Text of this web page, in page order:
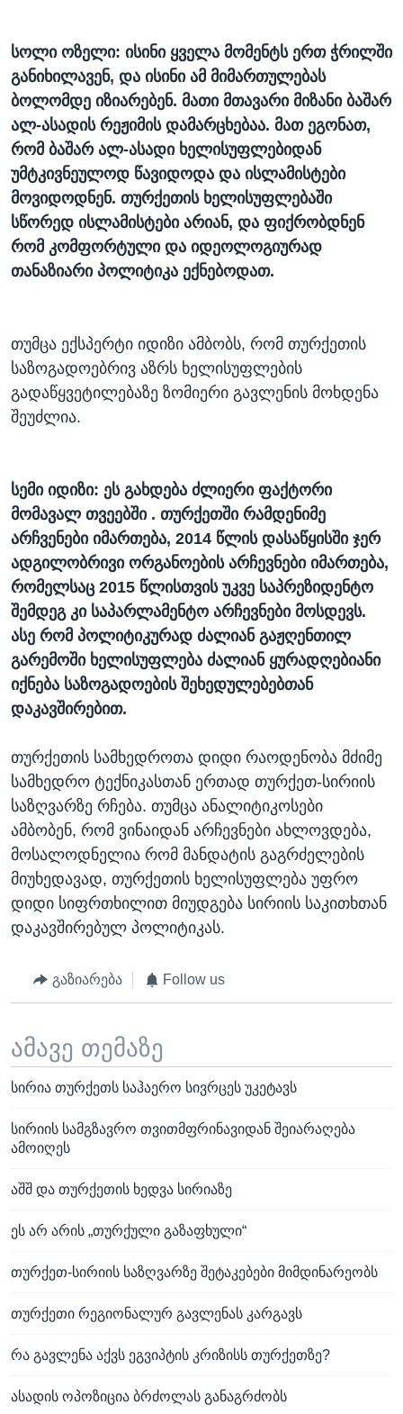
სოლი ოზელი: ისინი ყველა მომენტს ერთ ჭრილში
განიხილავენ, და ისინი ამ მიმართულებას
ბოლომდე იზიარებენ. მათი მთავარი მიზანი ბაშარ
ალ-ასადის რეჟიმის დამარცხებაა. მათ ეგონათ,
რომ ბაშარ ალ-ასადი ხელისუფლებიდან
უმტკივნეულოდ წავიდოდა და ისლამისტები
მოვიდოდნენ. თურქეთის ხელისუფლებაში
სწორედ ისლამისტები არიან, და ფიქრობდნენ
რომ კომფორტული და იდეოლოგიურად
თანაზიარი პოლიტიკა ექნებოდათ.
თუმცა ექსპერტი იდიზი ამბობს, რომ თურქეთის
საზოგადოებრივ აზრს ხელისუფლების
გადაწყვეტილებაზე ზომიერი გავლენის მოხდენა
შეუძლია.
სემი იდიზი: ეს გახდება ძლიერი ფაქტორი
მომავალ თვეებში . თურქეთში რამდენიმე
არჩვენები იმართება, 2014 წლის დასაწყისში ჯერ
ადგილობრივი ორგანოების არჩევნები იმართება,
რომელსაც 2015 წლისთვის უკვე საპრეზიდენტო
შემდეგ კი საპარლამენტო არჩევნები მოსდევს.
ასე რომ პოლიტიკურად ძალიან გაჟღენთილ
გარემოში ხელისუფლება ძალიან ყურადღებიანი
იქნება საზოგადოების შეხედულებებთან
დაკავშირებით.
თურქეთის სამხედროთა დიდი რაოდენობა მძიმე
სამხედრო ტექნიკასთან ერთად თურქეთ-სირიის
საზღვარზე რჩება. თუმცა ანალიტიკოსები
ამბობენ, რომ ვინაიდან არჩევნები ახლოვდება,
მოსალოდნელია რომ მანდატის გაგრძელების
მიუხედავად, თურქეთის ხელისუფლება უფრო
დიდი სიფრთხილით მიუდგება სირიის საკითხთან
დაკავშირებულ პოლიტიკას.
გაზიარება Follow us
ამავე თემაზე
სირია თურქეთს საჰაერო სივრცეს უკეტავს
სირიის სამგზავრო თვითმფრინავიდან შეიარაღება
ამოიღეს
აშშ და თურქეთის ხედვა სირიაზე
ეს არ არის „თურქული გაზაფხული“
თურქეთ-სირიის საზღვარზე შეტაკებები მიმდინარეობს
თურქეთი რეგიონალურ გავლენას კარგავს
რა გავლენა აქვს ეგვიპტის კრიზისს თურქეთზე?
ასადის ოპოზიცია ბრძოლას განაგრძობს